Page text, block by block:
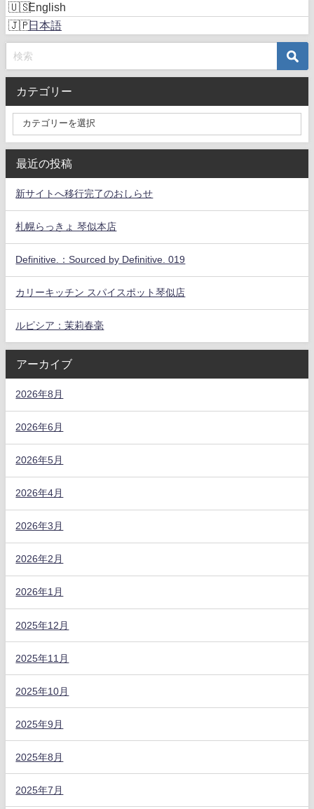
English
日本語
カテゴリー
最近の投稿
新サイトへ移行完了のおしらせ
札幌らっきょ 琴似本店
Definitive.：Sourced by Definitive. 019
カリーキッチン スパイスポット琴似店
ルピシア：茉莉春毫
アーカイブ
2026年8月
2026年6月
2026年5月
2026年4月
2026年3月
2026年2月
2026年1月
2025年12月
2025年11月
2025年10月
2025年9月
2025年8月
2025年7月